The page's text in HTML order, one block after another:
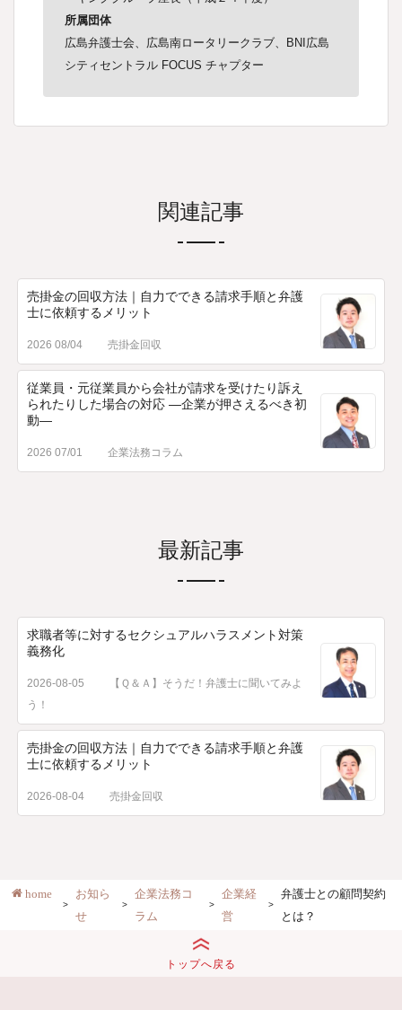
所属団体
広島弁護士会、広島南ロータリークラブ、BNI広島
シティセントラル FOCUS チャプター
関連記事
売掛金の回収方法｜自力でできる請求手順と弁護
士に依頼するメリット
2026 08/04 売掛金回収
従業員・元従業員から会社が請求を受けたり訴え
られたりした場合の対応 ―企業が押さえるべき初
動―
2026 07/01 企業法務コラム
最新記事
求職者等に対するセクシュアルハラスメント対策
義務化
2026-08-05
【Ｑ＆Ａ】そうだ！弁護士に聞いてみよ
う！
売掛金の回収方法｜自力でできる請求手順と弁護
士に依頼するメリット
2026-08-04 売掛金回収
home
お知ら
せ
企業法務コ
ラム
企業経
営
弁護士との顧問契約
とは？
トップへ戻る